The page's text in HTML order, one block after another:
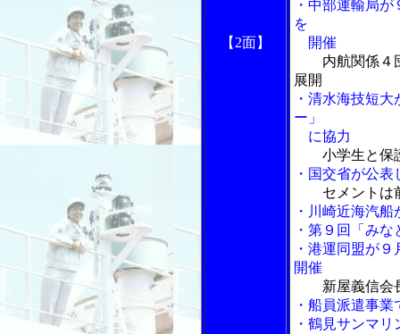
【2面】
・中部運輸局
を
開催
内航関係４
展開
・清水海技短
ー」
に協力
小学生と保
・国交省が公
セメントは
・川崎近海汽
・第９回「み
・港運同盟が
開催
新屋義信会
・船員派遣事
・鶴見サンマ